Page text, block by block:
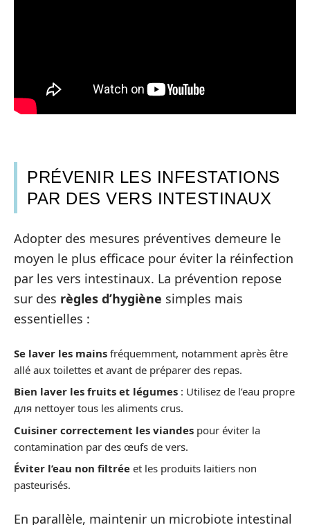
PRÉVENIR LES INFESTATIONS
PAR DES VERS INTESTINAUX
Adopter des mesures préventives demeure le
moyen le plus efficace pour éviter la réinfection
par les vers intestinaux. La prévention repose
sur des règles d’hygiène simples mais
essentielles :
Se laver les mains fréquemment, notamment après être
allé aux toilettes et avant de préparer des repas.
Bien laver les fruits et légumes : Utilisez de l’eau propre
для nettoyer tous les aliments crus.
Cuisiner correctement les viandes pour éviter la
contamination par des œufs de vers.
Éviter l’eau non filtrée et les produits laitiers non
pasteurisés.
En parallèle, maintenir un microbiote intestinal